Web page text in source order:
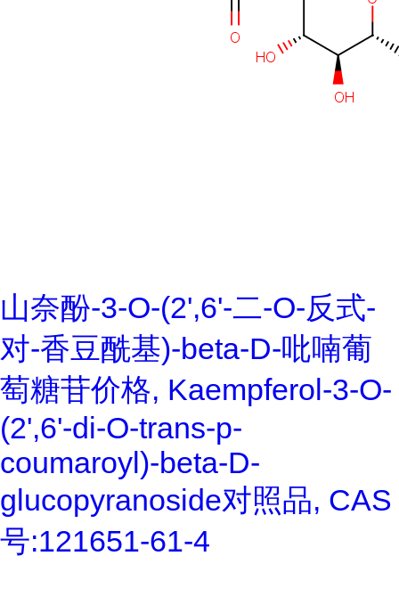
山奈酚-3-O-(2',6'-二-O-反式-
对-香豆酰基)-beta-D-吡喃葡
萄糖苷价格, Kaempferol-3-O-
(2',6'-di-O-trans-p-
coumaroyl)-beta-D-
glucopyranoside对照品, CAS
号:121651-61-4